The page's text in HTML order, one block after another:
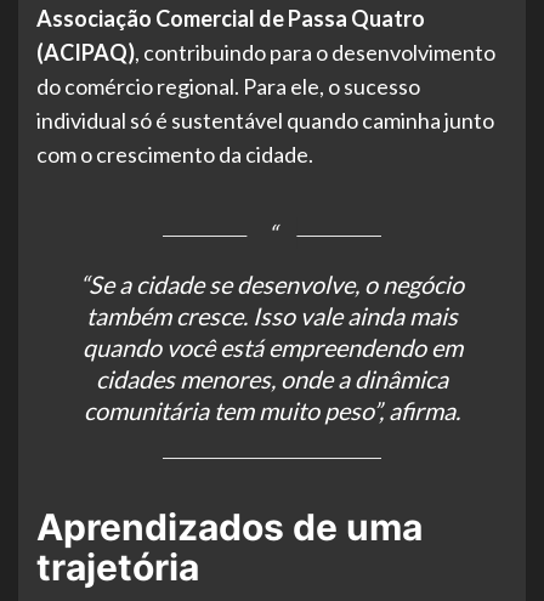
Associação Comercial de Passa Quatro
(ACIPAQ), contribuindo para o desenvolvimento
do comércio regional. Para ele, o sucesso
individual só é sustentável quando caminha junto
com o crescimento da cidade.
“Se a cidade se desenvolve, o negócio
também cresce. Isso vale ainda mais
quando você está empreendendo em
cidades menores, onde a dinâmica
comunitária tem muito peso”, afirma.
Aprendizados de uma
trajetória